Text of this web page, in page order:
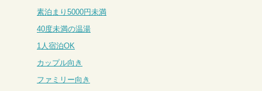
素泊まり5000円未満
40度未満の温湯
1人宿泊OK
カップル向き
ファミリー向き